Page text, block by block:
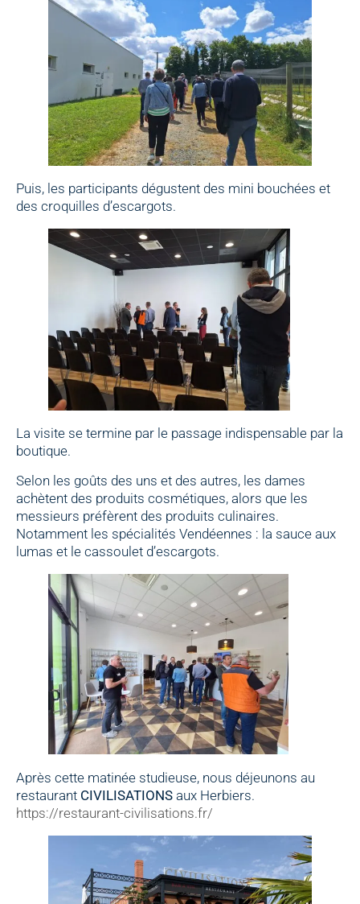
Puis, les participants dégustent des mini bouchées et
des croquilles d’escargots.
La visite se termine par le passage indispensable par la
boutique.
Selon les goûts des uns et des autres, les dames
achètent des produits cosmétiques, alors que les
messieurs préfèrent des produits culinaires.
Notamment les spécialités Vendéennes : la sauce aux
lumas et le cassoulet d’escargots.
Après cette matinée studieuse, nous déjeunons au
restaurant CIVILISATIONS aux Herbiers.
https://restaurant-civilisations.fr/